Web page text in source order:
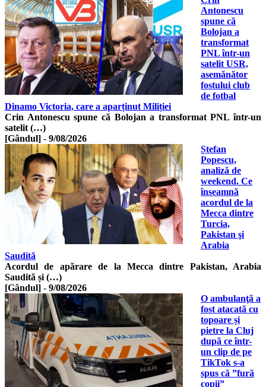
Antonescu
spune că
Bolojan a
transformat
PNL într-un
satelit USR,
asemănător
fostului club
de fotbal
Dinamo Victoria, care a aparținut Miliției
Crin Antonescu spune că Bolojan a transformat PNL într-un
satelit (…)
[Gândul] - 9/08/2026
Ștefan
Popescu,
analiză de
weekend. Ce
înseamnă
acordul de la
Mecca dintre
Turcia,
Pakistan şi
Arabia
Saudită
Acordul de apărare de la Mecca dintre Pakistan, Arabia
Saudită și (…)
[Gândul] - 9/08/2026
O ambulanţă a
fost atacată cu
topoare și
pietre la Cluj
după ce într-
un clip de pe
TikTok s-a
spus că ”fură
copii”